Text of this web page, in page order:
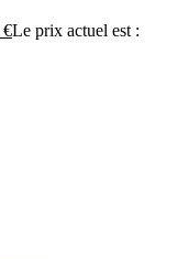
€Le prix actuel est :